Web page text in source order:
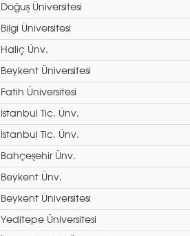
Doğuş Üniversitesi
Bilgi Üniversitesi
Haliç Ünv.
Beykent Üniversitesi
Fatih Üniversitesi
İstanbul Tic. Ünv.
İstanbul Tic. Ünv.
Bahçeşehir Ünv.
Beykent Ünv.
Beykent Üniversitesi
Yeditepe Üniversitesi